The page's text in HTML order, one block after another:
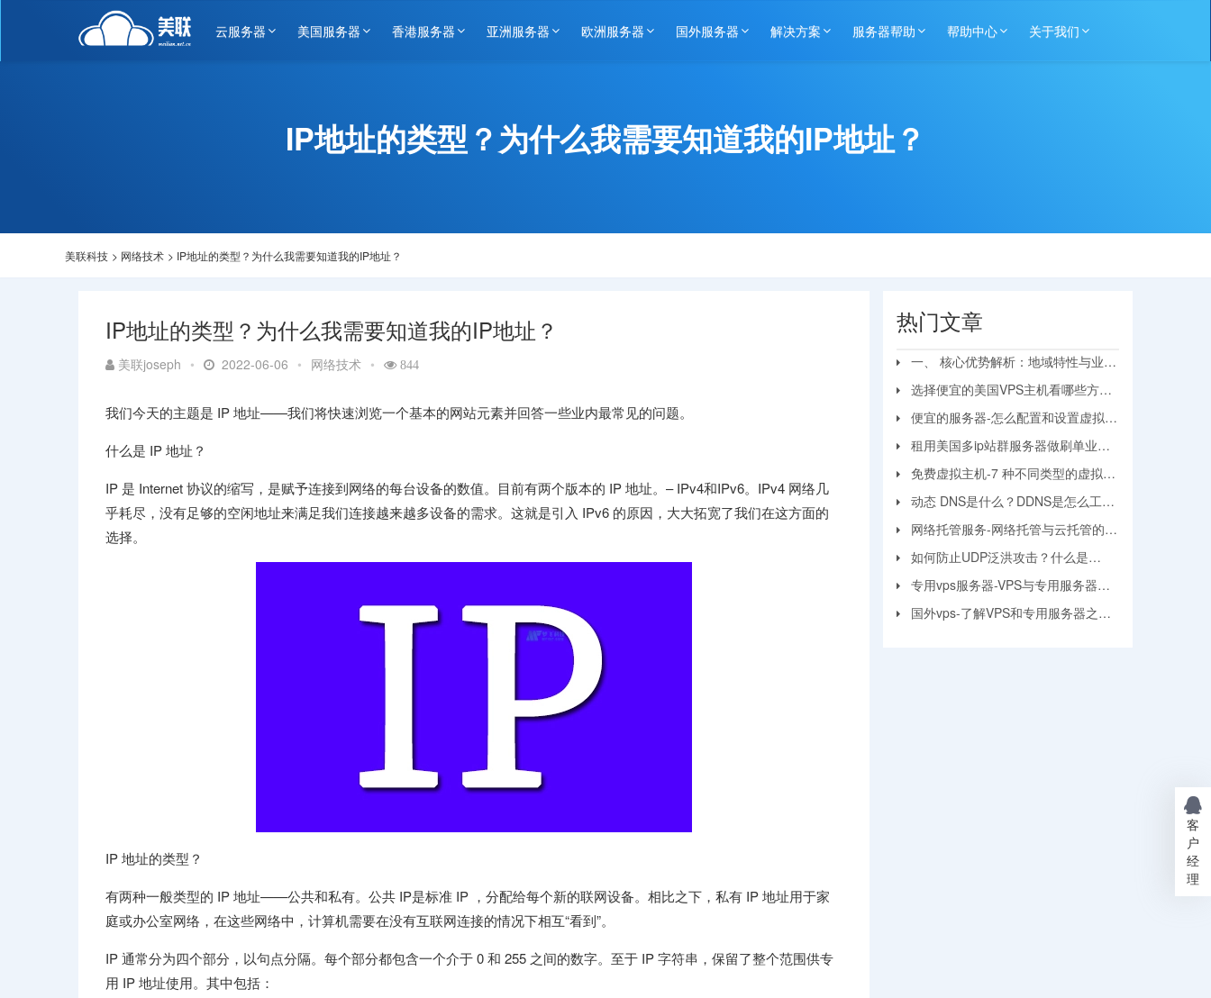
云服务器 美国服务器 香港服务器 亚洲服务器 欧洲服务器 国外服务器 解决方案 服务器帮助 帮助中心 关于我们
IP地址的类型？为什么我需要知道我的IP地址？
美联科技 > 网络技术 > IP地址的类型？为什么我需要知道我的IP地址？
IP地址的类型？为什么我需要知道我的IP地址？
美联joseph • 2022-06-06 • 网络技术 • 844
我们今天的主题是 IP 地址——我们将快速浏览一个基本的网站元素并回答一些业内最常见的问题。
什么是 IP 地址？
IP 是 Internet 协议的缩写，是赋予连接到网络的每台设备的数值。目前有两个版本的 IP 地址。– IPv4和IPv6。IPv4 网络几
乎耗尽，没有足够的空闲地址来满足我们连接越来越多设备的需求。这就是引入 IPv6 的原因，大大拓宽了我们在这方面的
选择。
IP 地址的类型？
有两种一般类型的 IP 地址——公共和私有。公共 IP是标准 IP ，分配给每个新的联网设备。相比之下，私有 IP 地址用于家
庭或办公室网络，在这些网络中，计算机需要在没有互联网连接的情况下相互“看到”。
IP 通常分为四个部分，以句点分隔。每个部分都包含一个介于 0 和 255 之间的数字。至于 IP 字符串，保留了整个范围供专
用 IP 地址使用。其中包括：
热门文章
一、 核心优势解析：地域特性与业务
匹配选择便宜的美国VPS主机看哪些方
面？便宜的服务器-怎么配置和设置虚拟机
服务器？
租用美国多ip站群服务器做刷单业务
要注意的问题
免费虚拟主机-7 种不同类型的虚拟主
机和优缺点
动态 DNS是什么？DDNS是怎么工作
的？网络托管服务-网络托管与云托管的区
别 如何防止UDP泛洪攻击？什么是
UDP?
专用vps服务器-VPS与专用服务器应
该选择哪个？
国外vps-了解VPS和专用服务器之间
客
户
经
理